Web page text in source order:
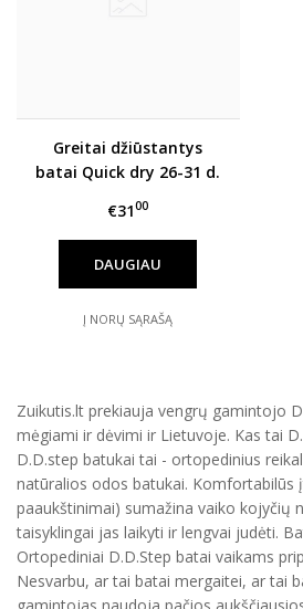
Greitai džiūstantys
batai Quick dry 26-31 d.
€3100
DAUGIAU
Į NORŲ SĄRAŠĄ
Zuikutis.lt prekiauja vengrų gamintojo
mėgiami ir dėvimi ir Lietuvoje. Kas tai
D.D.step batukai tai - ortopedinius
natūralios odos batukai. Komfortabilūs
paaukštinimai) sumažina vaiko kojyčių
taisyklingai jas laikyti ir lengvai judėti.
Ortopediniai D.D.Step batai vaikams
Nesvarbu, ar tai batai mergaitei, ar tai
gamintojas naudoja pačios